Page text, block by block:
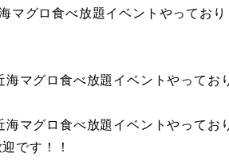
マグロ食べ放題イベントやっており
マグロ食べ放題イベントやってお
マグロ食べ放題イベントやってお
です！！